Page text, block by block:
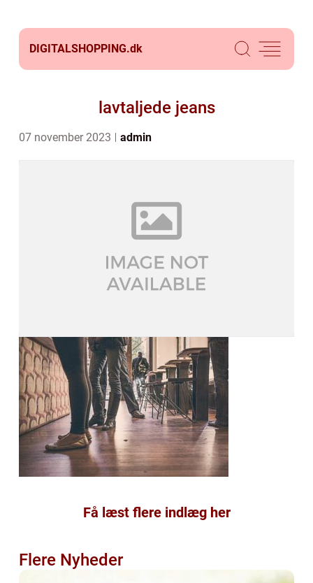
DIGITALSHOPPING.dk
lavtaljede jeans
07 november 2023 admin
Få læst flere indlæg her
Flere Nyheder